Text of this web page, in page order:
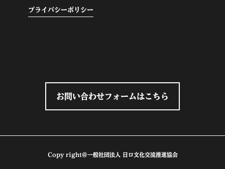
プライバシーポリシー
お問い合わせフォームはこちら
Copy right@一般社団法人 日ロ文化交流推進協会